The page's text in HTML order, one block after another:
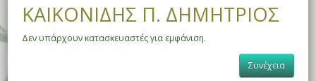
ΚΑΙΚΟΝΙΔΗΣ Π. ΔΗΜΗΤΡΙΟΣ
Δεν υπάρχουν κατασκευαστές για εμφάνιση.
Συνέχεια